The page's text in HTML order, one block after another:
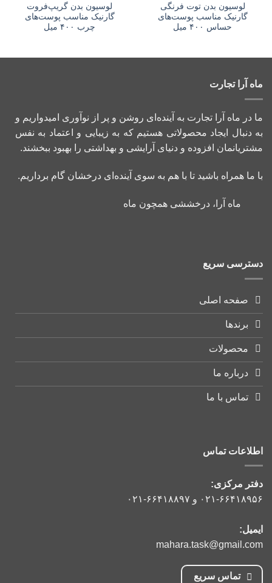
لوسیون بدن توت فرنگی
گارنیک مناسب پوست‌های
حساس ۴۰۰ میل
لوسیون بدن گریپ‌فروت
گارنیک مناسب پوست‌های
چرب ۴۰۰ میل
ماه آرا تجارت
ما در ماه آرا تجارت به آینده‌ای روشن و پر از نوآوری امیدواریم و
به دنبال ایجاد محصولاتی هستیم که به زیبایی و اعتماد به نفس
مشتریانمان افزوده و دنیای آرایشی و بهداشتی را بهبود ببخشند.
با ما همراه باشید تا با هم به سوی آینده‌ای درخشان گام برداریم.
ماه آرا، درخششی همچون ماه
دسترسی سریع
صفحه اصلی
برندها
محصولات
درباره ما
تماس با ما
اطلاعات تماس
دفتر مرکزی:
۰۲۱-۶۶۴۱۸۹۵۶ و ۰۲۱-۶۶۴۱۸۸۹۷
ایمیل:
mahara.task@gmail.com
تماس سریع